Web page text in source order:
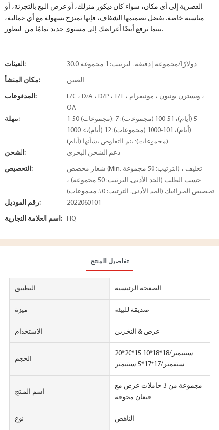
العصرية إلى أي مكان، سواء كان ديكور منزلك، أو عرض البيع بالتجزئة، أو
مناسبة خاصة. بفضل تصميمها الشفاف، فإنها تمتزج بسهولة مع أي جمالية،
بينما ترفع أيضًا أغراضك إلى مستوى جديد تمامًا من التطور.
العينات: 30.0 دولارًا/مجموعة | دقيقة. الترتيب: 1 مجموعة
مكان المنشأ: الصين
المدفوعات:
L/C ، D/A ، D/P ، T/T ، ويسترن يونيون ، مونيغرام ،
OA
مهلة:
1-50 (مجموعات): 5 (أيام)، 51-100 (مجموعات): 7
(أيام)، 101-1000 (مجموعات): 12 (أيام)،> 1000
(مجموعات): يتم التفاوض بشأنها (أيام)
الشحن:
دعم الشحن البحري
التخصيص:
شعار مخصص (Min. الترتيب: 50 مجموعة) ، تغليف
حسب الطلب (الحد الأدنى. الترتيب: 50 مجموعة) ،
تخصيص الجرافيك (الحد الأدنى. الترتيب: 50 مجموعات)
رقم الموديل:
2022060101
اسم العلامة التجارية: HQ
تفاصيل المنتج
التطبيق الصفحة الرئيسية
ميزة صديقة للبيئة
الاستخدام عرض & التخزين
الحجم
20*20*15 سنتيمتر/18*18*10
سنتيمتر/17*17*5 سنتيمتر
اسم المنتج
مجموعة من 3 حاملات عرض مع
قيعان مجوفة
نوع الناهض